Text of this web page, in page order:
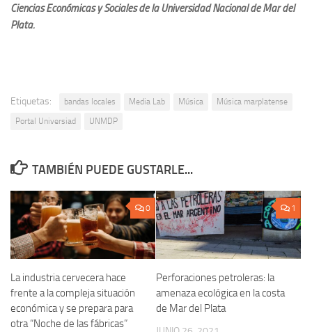
Ciencias Económicas y Sociales de la Universidad Nacional de Mar del
Plata.
Etiquetas: bandas locales Media Lab Música
Música marplatense
Portal Universiad
UNMDP
TAMBIÉN PUEDE GUSTARLE...
0
La industria cervecera hace
frente a la compleja situación
económica y se prepara para
otra “Noche de las fábricas”
1
Perforaciones petroleras: la
amenaza ecológica en la costa
de Mar del Plata